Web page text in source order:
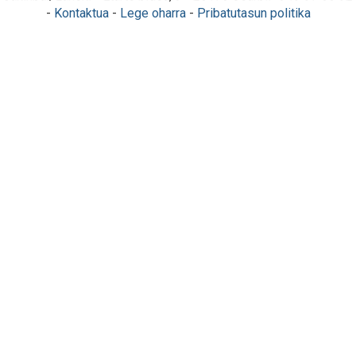
- Kontaktua- Lege oharra- Pribatutasun politika